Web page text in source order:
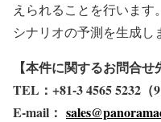
えられることを行いま
シナリオの予測を生成し
【本件に関するお問合せ
TEL ：+81-3 4565 5232
E-mail ：